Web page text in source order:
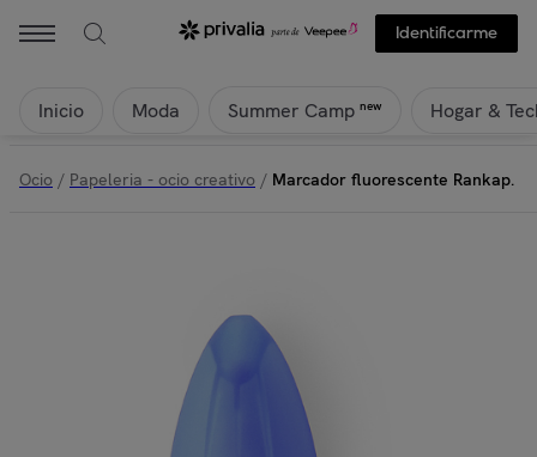
Identificarme
Inicio Moda Summer Camp new Hogar &
Ocio / Papeleria - ocio creativo / Marcador fluorescente Rankap.